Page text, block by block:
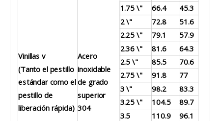
Vinillas v
(Tanto el pestillo
estándar como el
pestillo de
liberación rápida)
Acero
inoxidable
de grado
superior
304
1.75 \"
66.4
45.3
2 \"
72.8
51.6
2.25 \"
79.1 57.9
2.36 \" 81.6
64.3
2.5 \"
85.5
70.6
2.75 \"
91.8
77
3 \"
98.2 83.3
3.25 \" 104.5
89.7
3.5
110.9
96.1